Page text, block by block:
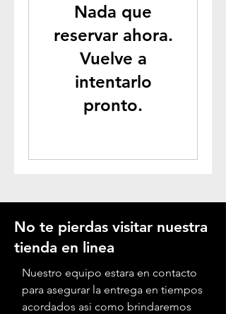
Nada que
reservar ahora.
Vuelve a
intentarlo
pronto.
No te pierdas visitar nuestra
tienda en linea
Nuestro equipo estara en contacto
para asegurar la entrega en tiempos
acordados asi como brindaremos